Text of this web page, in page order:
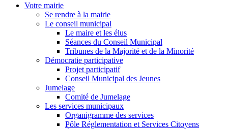
Votre mairie
Se rendre à la mairie
Le conseil municipal
Le maire et les élus
Séances du Conseil Municipal
Tribunes de la Majorité et de la Minorité
Démocratie participative
Projet participatif
Conseil Municipal des Jeunes
Jumelage
Comité de Jumelage
Les services municipaux
Organigramme des services
Pôle Réglementation et Services Citoyens